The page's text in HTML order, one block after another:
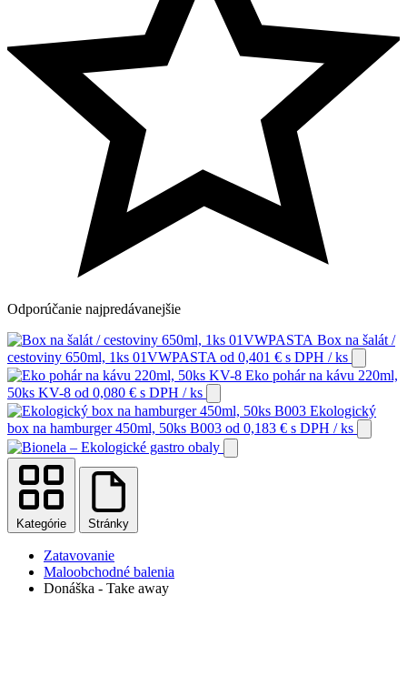
Odporúčanie najpredávanejšie
Box na šalát /
cestoviny 650ml, 1ks 01VWPASTA od 0,401 € s DPH / ks
Eko pohár na kávu 220ml,
50ks KV-8 od 0,080 € s DPH / ks
Ekologický
box na hamburger 450ml, 50ks B003 od 0,183 € s DPH / ks
Kategórie Stránky
Zatavovanie
Maloobchodné balenia
Donáška - Take away